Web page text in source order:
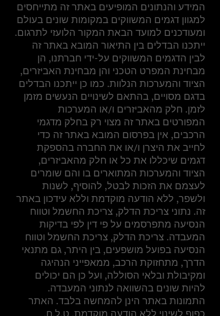
המידע והנתונים המופיעים באתר זה מתייחסים
למגוון דגמים המשווקים במקומות שונים בעולם
ומעודכנים למועד הבאת המקור הלועזי לתרגום.
ייתכנו הבדלים בין התיאור המובא באתר זה
לבין הדגמים המשווקים על-ידי חברתנו, הן
מבחינת המפרט הטכני והן מבחינת האביזרים,
הציוד והמערכות הנלוות. כמו כן ייתכנו הבדלים
בדגם מסויים, בהתאם לשינויים הנעשים מזמן
לזמן. חלק מהאביזרים ו/או המערכות
המפורטים באתר זה מצוי רק בחלק מדגמי
הרכבים, אין בפרסום המובא באתר זה כדי
לחייב את היצרן ו/או את החברה בהספקת
דגמים שיכללו את כל או חלק מהאביזרים,
הציוד והמערכות המתוארים בו והם שומרים
לעצמם את הזכות לבטל, להוסיף, לשנות
ולשפר, ללא הודעה מוקדמת וללא עידכון באתר
זה. נתוני צריכת הדלק, צריכת החשמל וטווח
הנסיעה מתפרסמים על פי דין לפי בדיקות
המעבדה. צריכת הדלק, צריכת החשמל וטווח
הנסיעה בפועל מושפעים, בין היתר, גם מתנאי
הדרך, מתחזוקת הרכב, ממאפייני הנהיגה
ומקיבולת ובלאי הסוללה, ועל כן הם יכולים
להיות שונים בהשוואה לנתוני המעבדה.
התמונות באתר הינן להמחשה בלבד. האתר